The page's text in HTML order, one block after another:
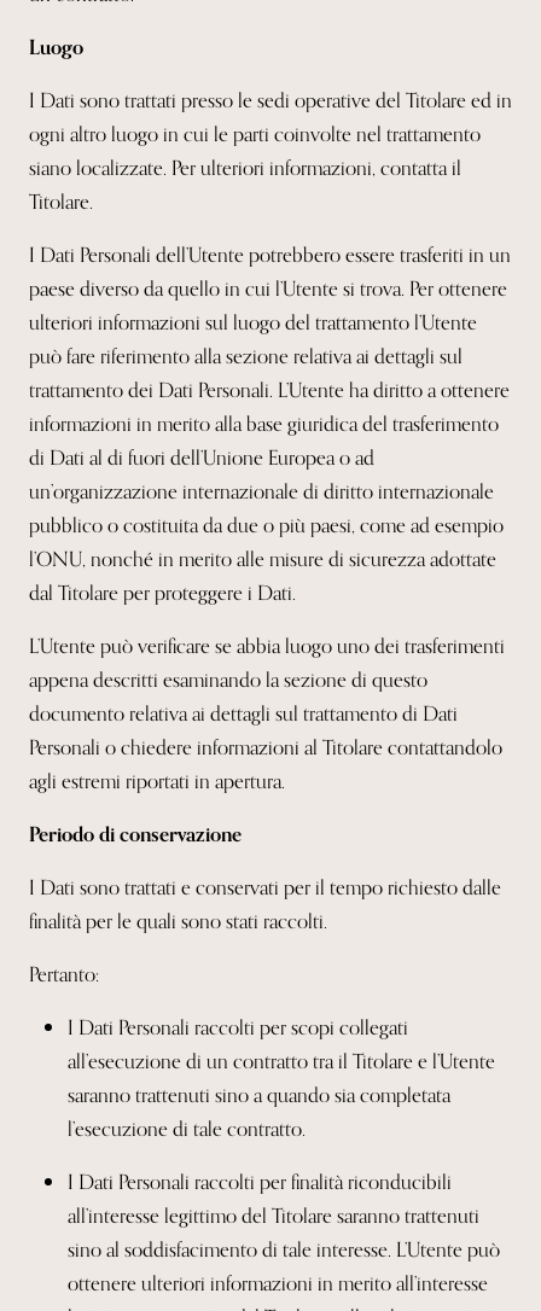
Luogo
I Dati sono trattati presso le sedi operative del Titolare ed in
ogni altro luogo in cui le parti coinvolte nel trattamento
siano localizzate. Per ulteriori informazioni, contatta il
Titolare.
I Dati Personali dell’Utente potrebbero essere trasferiti in un
paese diverso da quello in cui l’Utente si trova. Per ottenere
ulteriori informazioni sul luogo del trattamento l’Utente
può fare riferimento alla sezione relativa ai dettagli sul
trattamento dei Dati Personali. L’Utente ha diritto a ottenere
informazioni in merito alla base giuridica del trasferimento
di Dati al di fuori dell’Unione Europea o ad
un’organizzazione internazionale di diritto internazionale
pubblico o costituita da due o più paesi, come ad esempio
l’ONU, nonché in merito alle misure di sicurezza adottate
dal Titolare per proteggere i Dati.
L’Utente può verificare se abbia luogo uno dei trasferimenti
appena descritti esaminando la sezione di questo
documento relativa ai dettagli sul trattamento di Dati
Personali o chiedere informazioni al Titolare contattandolo
agli estremi riportati in apertura.
Periodo di conservazione
I Dati sono trattati e conservati per il tempo richiesto dalle
finalità per le quali sono stati raccolti.
Pertanto:
I Dati Personali raccolti per scopi collegati
all’esecuzione di un contratto tra il Titolare e l’Utente
saranno trattenuti sino a quando sia completata
l’esecuzione di tale contratto.
I Dati Personali raccolti per finalità riconducibili
all’interesse legittimo del Titolare saranno trattenuti
sino al soddisfacimento di tale interesse. L’Utente può
ottenere ulteriori informazioni in merito all’interesse